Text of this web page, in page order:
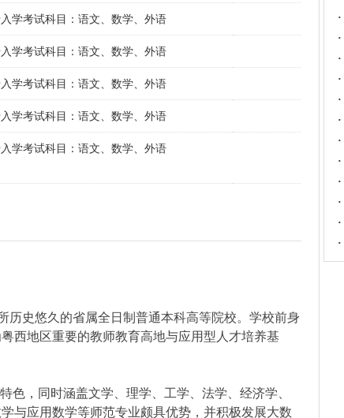
学考试科目：语文、数学、外语
学考试科目：语文、数学、外语
学考试科目：语文、数学、外语
学考试科目：语文、数学、外语
学考试科目：语文、数学、外语
史悠久的省属全日制普通本科高等院校。学校前身
西地区重要的教师教育高地与应用型人才培养基
，同时涵盖文学、理学、工学、法学、经济学、
与应用数学等师范专业颇具优势，并积极发展大数
·
·
·
·
·
·
·
·
·
·
·
·